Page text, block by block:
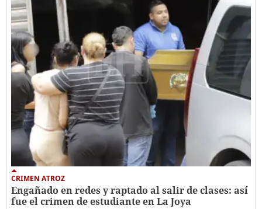
CRIMEN ATROZ
Engañado en redes y raptado al salir de clases: así
fue el crimen de estudiante en La Joya